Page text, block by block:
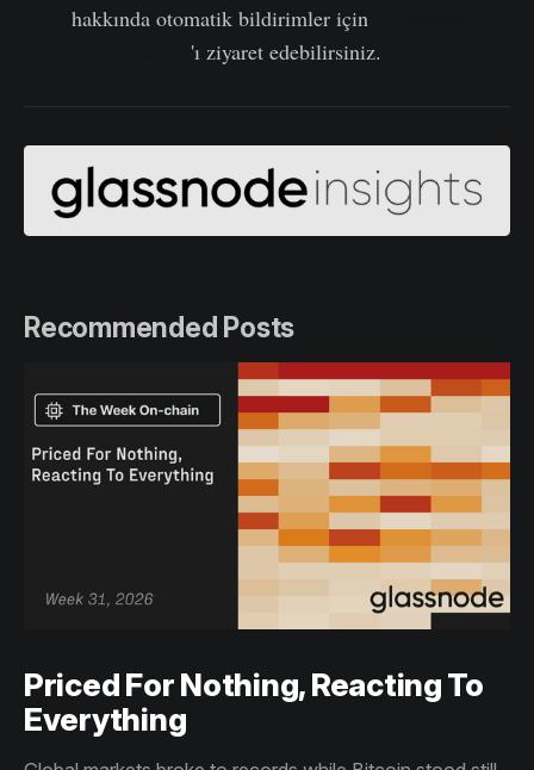
hakkında otomatik bildirimler için
'ı ziyaret edebilirsiniz.
Recommended Posts
Priced For Nothing, Reacting To
Everything